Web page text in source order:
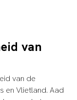
van
van de
en Vlietland. Aad